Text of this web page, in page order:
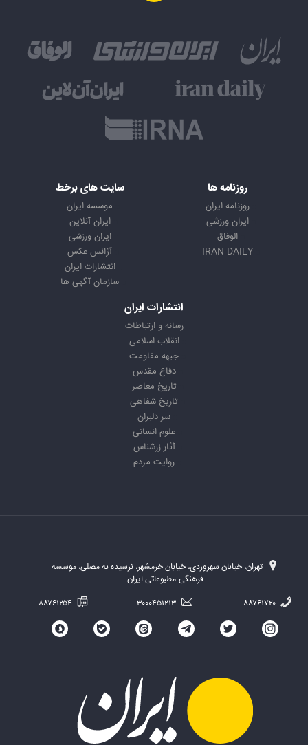
روزنامه ها
روزنامه ایران
ایران ورزشی
الوفاق
IRAN DAILY
سایت های برخط
موسسه ایران
ایران آنلاین
ایران ورزشی
آژانس عکس
انتشارات ایران
سازمان آگهی ها
انتشارات ایران
رسانه و ارتباطات
انقلاب اسلامی
جبهه مقاومت
دفاع مقدس
تاریخ معاصر
تاریخ شفاهی
سر دلبران
علوم انسانی
آثار زرشناس
روایت مردم
تهران، خیابان سهروردی، خیابان خرمشهر، نرسیده به مصلی، موسسه
فرهنگی-مطبوعاتی ایران